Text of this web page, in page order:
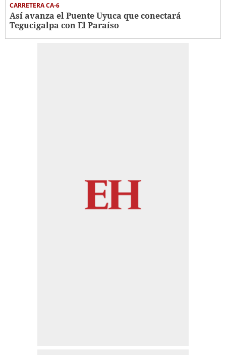
CARRETERA CA-6
Así avanza el Puente Uyuca que conectará
Tegucigalpa con El Paraíso